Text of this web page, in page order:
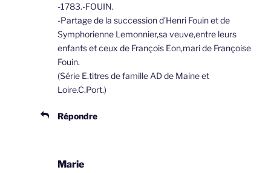
-1783.-FOUIN.
-Partage de la succession d’Henri Fouin et de
Symphorienne Lemonnier,sa veuve,entre leurs
enfants et ceux de François Eon,mari de Françoise
Fouin.
(Série E.titres de famille AD de Maine et
Loire.C.Port.)
Répondre
Marie